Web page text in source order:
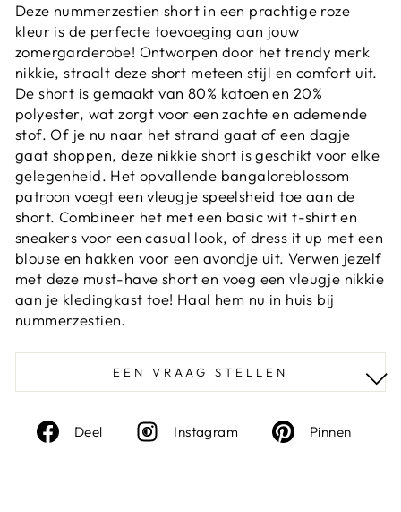
Deze nummerzestien short in een prachtige roze
kleur is de perfecte toevoeging aan jouw
zomergarderobe! Ontworpen door het trendy merk
nikkie, straalt deze short meteen stijl en comfort uit.
De short is gemaakt van 80% katoen en 20%
polyester, wat zorgt voor een zachte en ademende
stof. Of je nu naar het strand gaat of een dagje
gaat shoppen, deze nikkie short is geschikt voor elke
gelegenheid. Het opvallende bangaloreblossom
patroon voegt een vleugje speelsheid toe aan de
short. Combineer het met een basic wit t-shirt en
sneakers voor een casual look, of dress it up met een
blouse en hakken voor een avondje uit. Verwen jezelf
met deze must-have short en voeg een vleugje nikkie
aan je kledingkast toe! Haal hem nu in huis bij
nummerzestien.
EEN VRAAG STELLEN
Deel
Deel
Instagram InstagramPinnen